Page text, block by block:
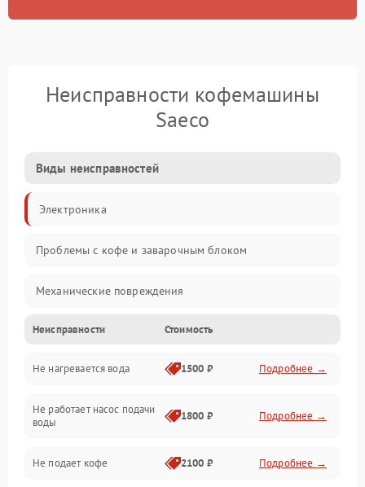
Неисправности кофемашины
Saeco
Виды неисправностей
Электроника
Проблемы с кофе и заварочным блоком
Механические повреждения
Прочие неисправности
Включение и работа
Проблемы с водой
Неисправности Стоимость
Не нагревается вода 1500 ₽ Подробнее →
Не работает насос подачи
воды
1800 ₽ Подробнее →
Не подает кофе 2100 ₽ Подробнее →